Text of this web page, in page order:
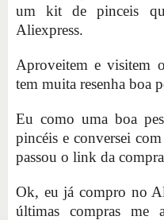
um kit de pinceis
Aliexpress.
Aproveitem e visitem
tem muita resenha boa
Eu como uma boa
pincéis e conversei
passou o link da
Ok, eu já compro no
últimas compras me